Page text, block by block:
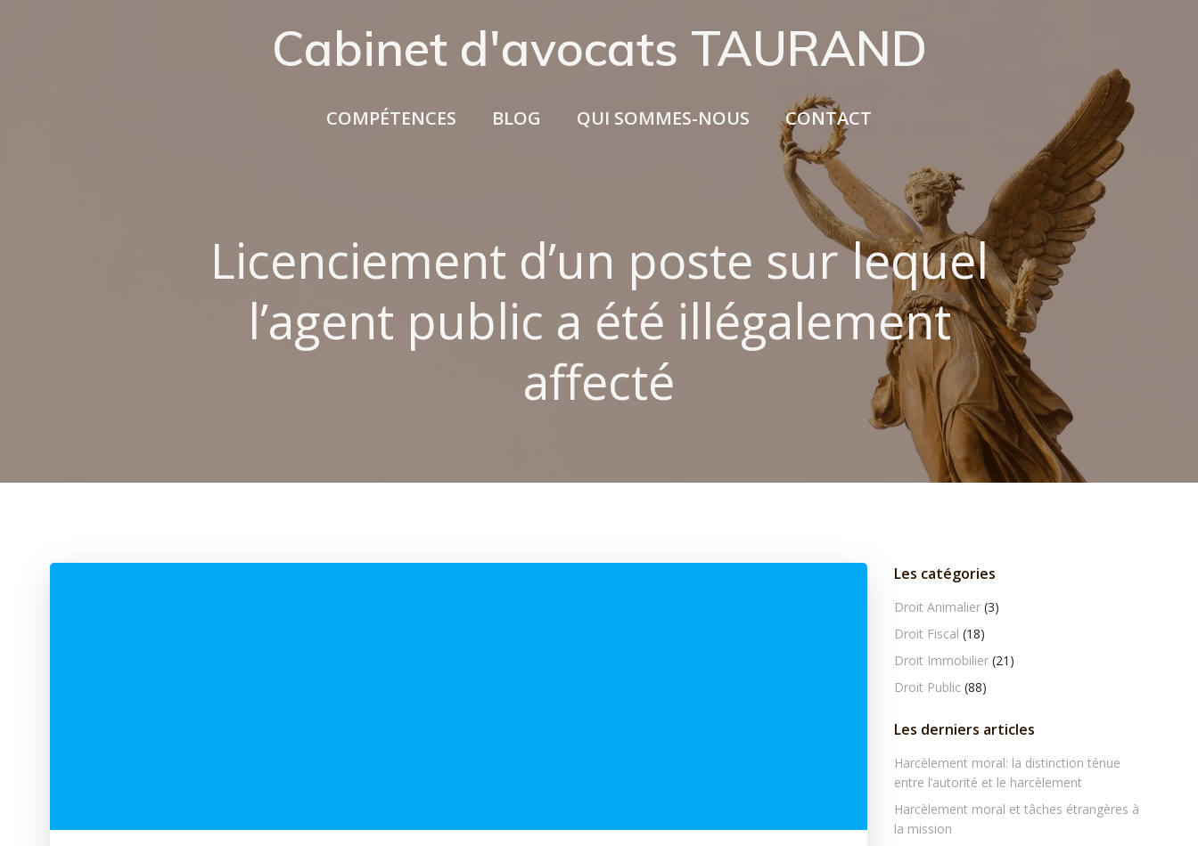
Cabinet d'avocats TAURAND
COMPÉTENCES BLOG QUI SOMMES-NOUS CONTACT
Licenciement d’un poste sur lequel
l’agent public a été illégalement
affecté
Les catégories
Droit Animalier(3)
Droit Fiscal (18)
Droit Immobilier(21)
Droit Public (88)
Les derniers articles
Harcèlement moral: la distinction ténue
entre l’autorité et le harcèlement
Harcèlement moral et tâches étrangères à
la mission